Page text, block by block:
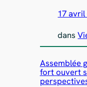
17 avril
dans
Assemblée
fort ouvert